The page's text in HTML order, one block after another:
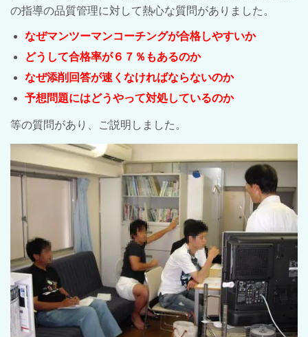
の指導の品質管理に対して熱心な質問がありました。
なぜマンツーマンコーチングが合格しやすいか
どうして合格率が６７％もあるのか
なぜ添削回答が速くなければならないのか
予想問題にはどうやって対処しているのか
等の質問があり、ご説明しました。